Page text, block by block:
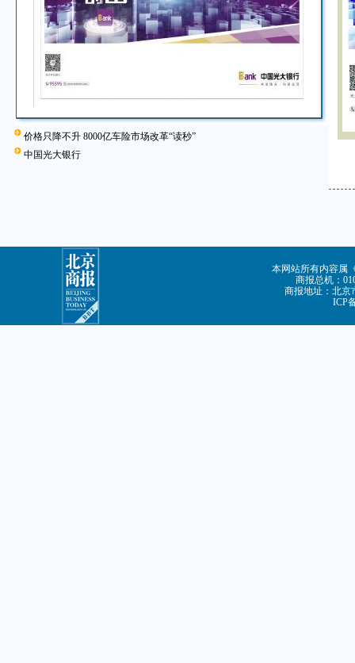
价格只降不升 8000亿车险市场改革“读秒”
中国光大银行
本网站所有内容属
商报总机：
商报地址：北京
ICP